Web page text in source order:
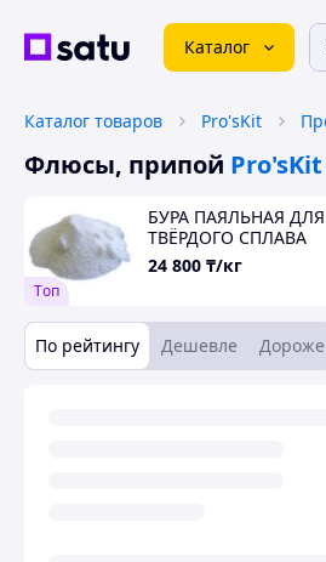
Каталог
Каталог товаров Pro'sKit
Флюсы, припой Pro'sKit
Tоп
БУРА ПАЯЛЬНАЯ ДЛЯ
ТВЁРДОГО СПЛАВА
24 800 ₸/кг
По рейтингу Дешевле Дороже